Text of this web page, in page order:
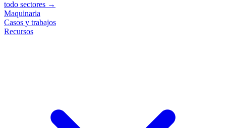
todo sectores →
Maquinaria
Casos y trabajos
Recursos